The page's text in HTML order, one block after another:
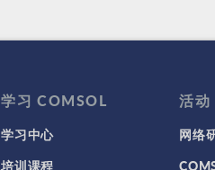
学习 COMSOL
学习中心
培训课程
活动
网络